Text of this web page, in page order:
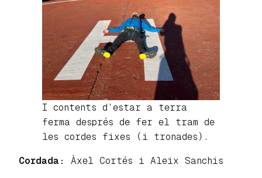
I contents d’estar a terra
ferma després de fer el tram de
les cordes fixes (i tronades).
Cordada: Àxel Cortés i Aleix Sanchis